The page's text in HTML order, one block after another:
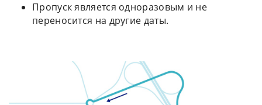
Пропуск является одноразовым и не
переносится на другие даты.